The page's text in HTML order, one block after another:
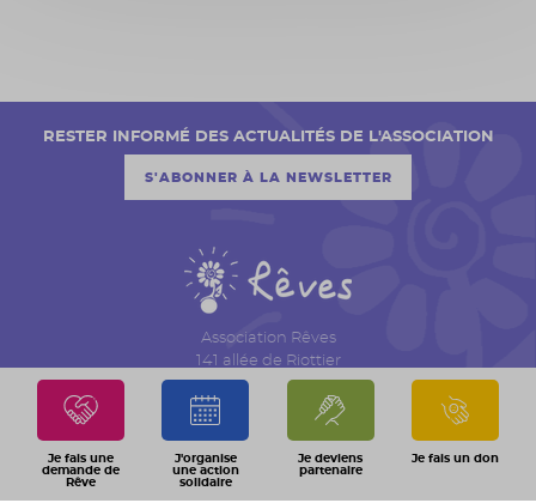
Je fais une
demande de
Rêve
J'organise
une action
solidaire
Je deviens
partenaire
Je fais un don
Association Rêves
141 allée de Riottier
CS 7007 – Limas
69651 Villefranche sur Saône Cedex
04 74 06 30 00
RESTER INFORMÉ DES ACTUALITÉS DE L'ASSOCIATION
S'ABONNER À LA NEWSLETTER